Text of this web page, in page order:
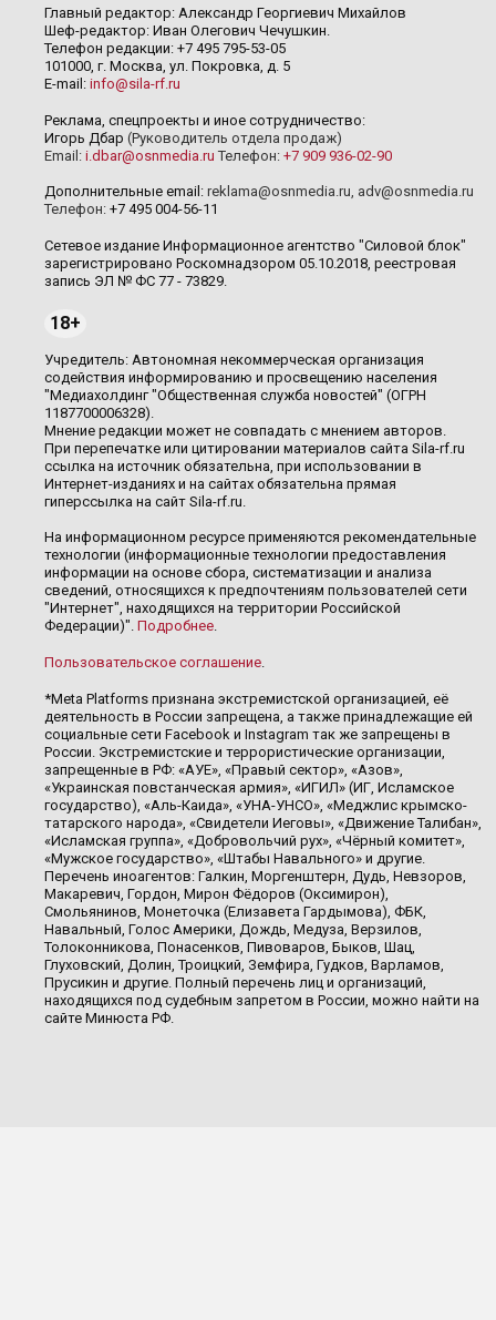
Главный редактор: Александр Георгиевич Михайлов
Шеф-редактор: Иван Олегович Чечушкин.
Телефон редакции: +7 495 795-53-05
101000, г. Москва, ул. Покровка, д. 5
E-mail: info@sila-rf.ru
Реклама, спецпроекты и иное сотрудничество:
Игорь Дбар (Руководитель отдела продаж)
Email: i.dbar@osnmedia.ru Телефон: +7 909 936-02-90
Дополнительные email: reklama@osnmedia.ru, adv@osnmedia.ru
Телефон: +7 495 004-56-11
Сетевое издание Информационное агентство "Силовой блок"
зарегистрировано Роскомнадзором 05.10.2018, реестровая
запись ЭЛ № ФС 77 - 73829.
18+
Учредитель: Автономная некоммерческая организация
содействия информированию и просвещению населения
"Медиахолдинг "Общественная служба новостей" (ОГРН
1187700006328).
Мнение редакции может не совпадать с мнением авторов.
При перепечатке или цитировании материалов сайта Sila-rf.ru
ссылка на источник обязательна, при использовании в
Интернет-изданиях и на сайтах обязательна прямая
гиперссылка на сайт Sila-rf.ru.
На информационном ресурсе применяются рекомендательные
технологии (информационные технологии предоставления
информации на основе сбора, систематизации и анализа
сведений, относящихся к предпочтениям пользователей сети
"Интернет", находящихся на территории Российской
Федерации)". Подробнее.
Пользовательское соглашение.
*Meta Platforms признана экстремистской организацией, её
деятельность в России запрещена, а также принадлежащие ей
социальные сети Facebook и Instagram так же запрещены в
России. Экстремистские и террористические организации,
запрещенные в РФ: «АУЕ», «Правый сектор», «Азов»,
«Украинская повстанческая армия», «ИГИЛ» (ИГ, Исламское
государство), «Аль-Каида», «УНА-УНСО», «Меджлис крымско-
татарского народа», «Свидетели Иеговы», «Движение Талибан»,
«Исламская группа», «Добровольчий рух», «Чёрный комитет»,
«Мужское государство», «Штабы Навального» и другие.
Перечень иноагентов: Галкин, Моргенштерн, Дудь, Невзоров,
Макаревич, Гордон, Мирон Фёдоров (Оксимирон),
Смольянинов, Монеточка (Елизавета Гардымова), ФБК,
Навальный, Голос Америки, Дождь, Медуза, Верзилов,
Толоконникова, Понасенков, Пивоваров, Быков, Шац,
Глуховский, Долин, Троицкий, Земфира, Гудков, Варламов,
Прусикин и другие. Полный перечень лиц и организаций,
находящихся под судебным запретом в России, можно найти на
сайте Минюста РФ.